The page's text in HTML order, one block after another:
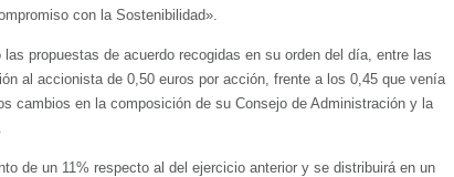
con la Sostenibilidad».
propuestas de acuerdo recogidas en su orden del día, entre las
al accionista de 0,50 euros por acción, frente a los 0,45 que venía
cambios en la composición de su Consejo de Administración y la
de un 11% respecto al del ejercicio anterior y se distribuirá en un